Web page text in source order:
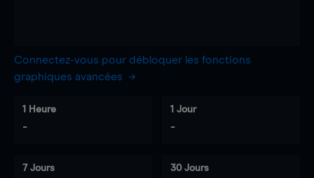
Connectez-vous pour débloquer les fonctions
graphiques avancées
1 Heure
-
1 Jour
-
7 Jours 30 Jours